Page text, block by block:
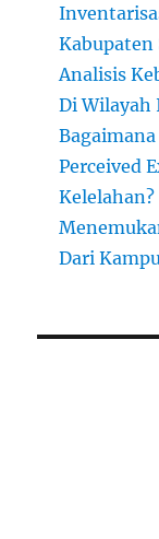
Kabupaten
Analisis
Di Wilayah
Perceived
Kelelahan?
Dari